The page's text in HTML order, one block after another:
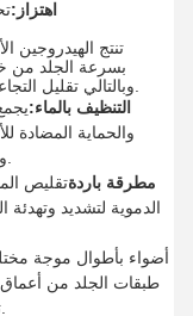
3اهتزاز:
تنتج الهيدروجين
بسرعة الجلد من
5التنظيف بالماء:
والحماية المضادة
6مطرقة باردةتقليص
الدموية لتشديد وتهدئة
أضواء بأطوال موجة
طبقات الجلد من أعماق